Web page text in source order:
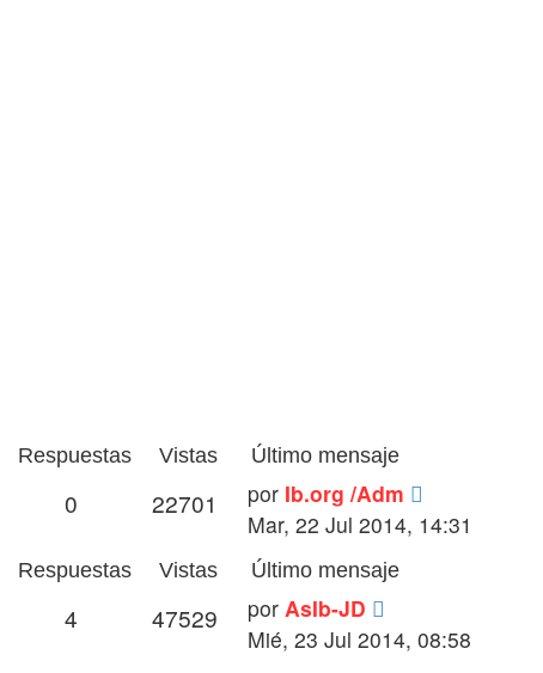
Respuestas Vistas Último mensaje
0 22701 por Ib.org /Adm
Mar, 22 Jul 2014, 14:31
Respuestas Vistas Último mensaje
4 47529 por AsIb-JD
Mié, 23 Jul 2014, 08:58